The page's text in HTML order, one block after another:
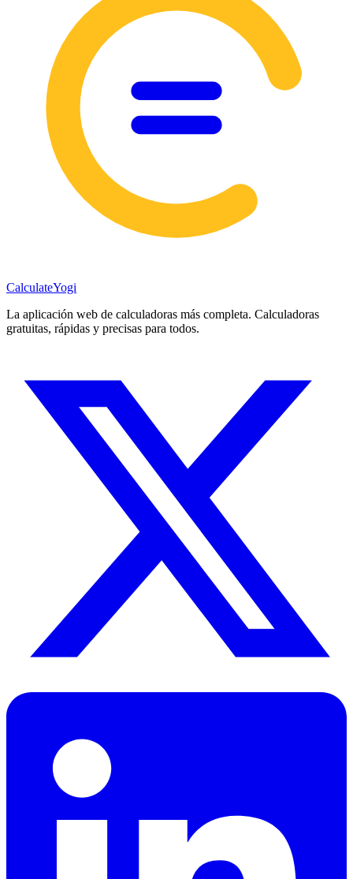
CalculateYogi
La aplicación web de calculadoras más completa. Calculadoras
gratuitas, rápidas y precisas para todos.